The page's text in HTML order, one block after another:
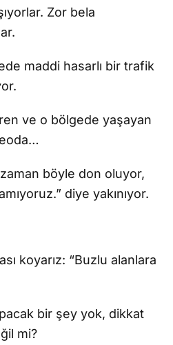
Zor bela
maddi hasarlı bir trafik
ve o bölgede yaşayan
böyle don oluyor,
diye yakınıyor.
koyarız: “Buzlu alanlara
bir şey yok, dikkat
mi?